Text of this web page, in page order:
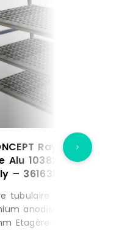
Rayonnage
Alu 1038X373 H.1700
– 3616350196101
tubulaire alliage
anodisé avec
Etagère constituée de